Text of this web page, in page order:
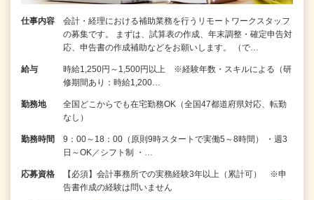
仕事内容
会計・経理における補助業務を行うリモートワークスタッフ
の募集です。 まずは、試算表の作成、年末調整・確定申告対
応、申告書の作成補助などをお願いします。 （で…
給与
時給1,250円～1,500円以上 ※経験年数・スキルによる（研
修期間あり：時給1,200…
勤務地
全国どこからでも在宅勤務OK（全国47都道府県対応、転勤
なし）
勤務時間
9：00～18：00（原則9時スタートで実働5～8時間） ・週3
日～OK／シフト制 ・…
応募資格
【必須】会計事務所での実務経験3年以上（累計可） ※申
告書作成の経験は問いません